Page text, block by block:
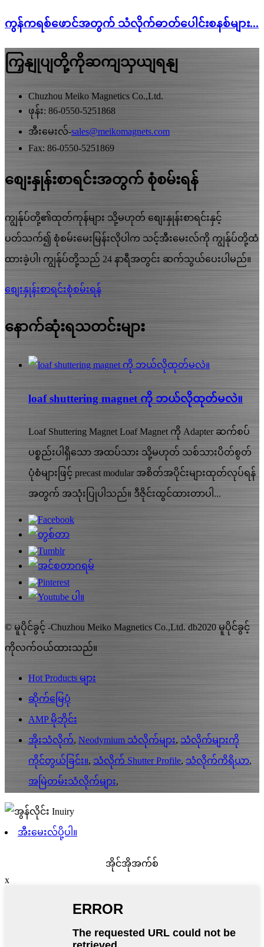
ကွန်ကရစ်ဖောင်အတွက် သံလိုက်ဓာတ်ပေါင်းစနစ်များ...
ကြှနျုပျတို့ကိုဆကျသှယျရနျ
Chuzhou Meiko Magnetics Co.,Ltd.
ဖုန်း: 86-0550-5251868
အီးမေးလ်-sales@meikomagnets.com
Fax: 86-0550-5251869
စျေးနှုန်းစာရင်းအတွက် စုံစမ်းရန်
ကျွန်ုပ်တို့၏ထုတ်ကုန်များ သို့မဟုတ် စျေးနှုန်းစာရင်းနှင့်
ပတ်သက်၍ စုံစမ်းမေးမြန်းလိုပါက သင့်အီးမေးလ်ကို ကျွန်ုပ်တို့ထံ
ထားခဲ့ပါ၊ ကျွန်ုပ်တို့သည် 24 နာရီအတွင်း ဆက်သွယ်ပေးပါမည်။
စျေးနှုန်းစာရင်းစုံစမ်းရန်
နောက်ဆုံးရသတင်းများ
loaf shuttering magnet ကို ဘယ်လိုထုတ်မလဲ။
Loaf Shuttering Magnet Loaf Magnet ကို Adapter ဆက်စပ်
ပစ္စည်းပါရှိသော အထပ်သား သို့မဟုတ် သစ်သားပိတ်စွတ်
ပုံစံများဖြင့် precast modular အစိတ်အပိုင်းများထုတ်လုပ်ရန်
အတွက် အသုံးပြုပါသည်။ ဒီဇိုင်းထွင်ထားတာပါ...
© မူပိုင်ခွင့် -Chuzhou Meiko Magnetics Co.,Ltd. db2020 မူပိုင်ခွင့်
ကိုလက်ဝယ်ထားသည်။
Hot Products များ
ဆိုက်မြေပုံ
AMP မိုဘိုင်း
အိုးသံလိုက်, Neodymium သံလိုက်များ, သံလိုက်များကို
ကိုင်တွယ်ခြင်း။, သံလိုက် Shutter Profile, သံလိုက်ကိရိယာ,
အမြဲတမ်းသံလိုက်များ,
အီးမေးလ်ပို့ပါ။
အိုင်အိုအက်စ်
x